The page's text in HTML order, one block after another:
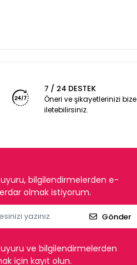
7 / 24 DESTEK
Öneri ve şikayetlerinizi bize
iletebilirsiniz.
bilgilendirmelerden e-
olmak istiyorum.
Gönder
ve bilgilendirmelerden
için kayıt olun.